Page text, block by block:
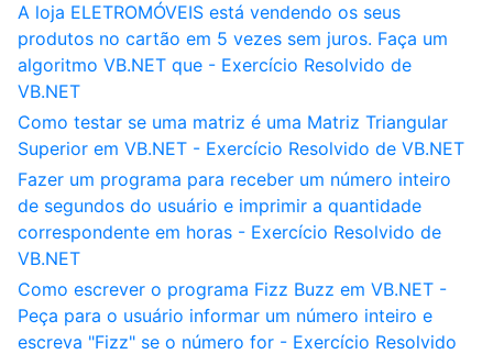
A loja ELETROMÓVEIS está vendendo os seus
produtos no cartão em 5 vezes sem juros. Faça um
algoritmo VB.NET que - Exercício Resolvido de
VB.NET
Como testar se uma matriz é uma Matriz Triangular
Superior em VB.NET - Exercício Resolvido de VB.NET
Fazer um programa para receber um número inteiro
de segundos do usuário e imprimir a quantidade
correspondente em horas - Exercício Resolvido de
VB.NET
Como escrever o programa Fizz Buzz em VB.NET -
Peça para o usuário informar um número inteiro e
escreva "Fizz" se o número for - Exercício Resolvido